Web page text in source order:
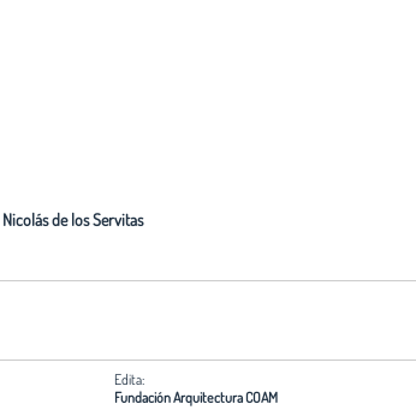
de los Servitas
Edita:
Fundación Arquitectura COAM